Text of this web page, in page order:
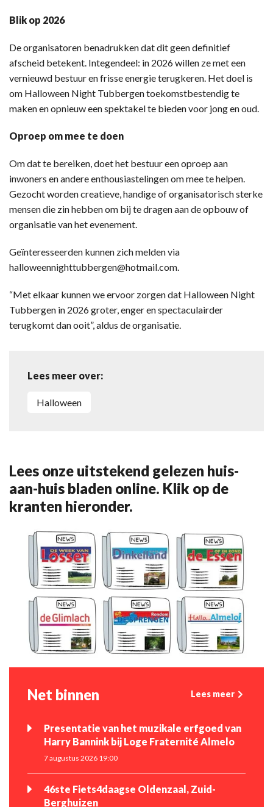
Blik op 2026
De organisatoren benadrukken dat dit geen definitief
afscheid betekent. Integendeel: in 2026 willen ze met een
vernieuwd bestuur en frisse energie terugkeren. Het doel is
om Halloween Night Tubbergen toekomstbestendig te
maken en opnieuw een spektakel te bieden voor jong en oud.
Oproep om mee te doen
Om dat te bereiken, doet het bestuur een oproep aan
inwoners en andere enthousiastelingen om mee te helpen.
Gezocht worden creatieve, handige of organisatorisch sterke
mensen die zin hebben om bij te dragen aan de opbouw of
organisatie van het evenement.
Geïnteresseerden kunnen zich melden via
halloweennighttubbergen@hotmail.com.
“Met elkaar kunnen we ervoor zorgen dat Halloween Night
Tubbergen in 2026 groter, enger en spectaculairder
terugkomt dan ooit”, aldus de organisatie.
Lees meer over:
Halloween
Lees onze uitstekend gelezen huis-
aan-huis bladen online. Klik op de
kranten hieronder.
Net binnen Lees meer
Presentatie van het muzikale erfgoed van
Harry Bannink bij Loge Fraternité Almelo
7 augustus 2026 19:00
46ste Fiets4daagse Oldenzaal, Zuid-
Berghuizen